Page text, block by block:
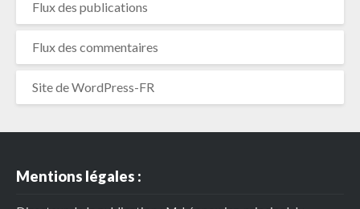
Flux des publications
Flux des commentaires
Site de WordPress-FR
Mentions légales :